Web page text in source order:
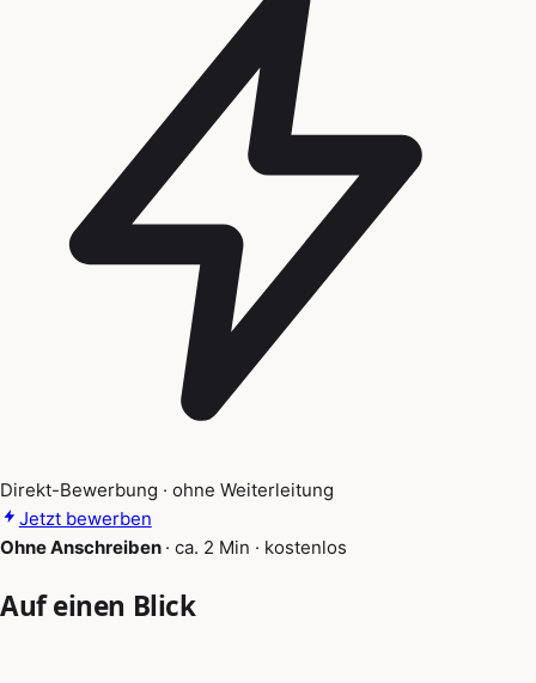
Direkt-Bewerbung · ohne Weiterleitung
Jetzt bewerben
Ohne Anschreiben · ca. 2 Min · kostenlos
Auf einen Blick